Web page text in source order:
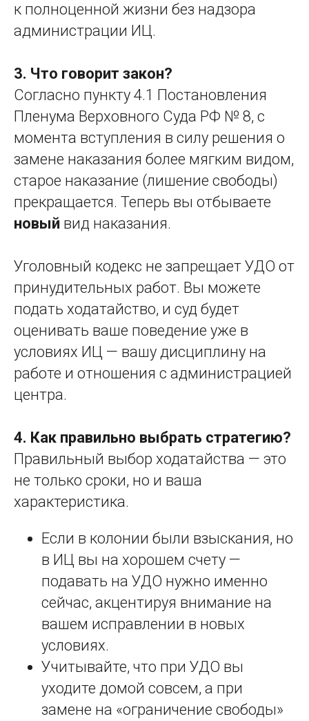
к полноценной жизни без надзора
администрации ИЦ.
3. Что говорит закон?
Согласно пункту 4.1 Постановления
Пленума Верховного Суда РФ № 8, с
момента вступления в силу решения о
замене наказания более мягким видом,
старое наказание (лишение свободы)
прекращается. Теперь вы отбываете
новый вид наказания.
Уголовный кодекс не запрещает УДО от
принудительных работ. Вы можете
подать ходатайство, и суд будет
оценивать ваше поведение уже в
условиях ИЦ — вашу дисциплину на
работе и отношения с администрацией
центра.
4. Как правильно выбрать стратегию?
Правильный выбор ходатайства — это
не только сроки, но и ваша
характеристика.
Если в колонии были взыскания, но
в ИЦ вы на хорошем счету —
подавать на УДО нужно именно
сейчас, акцентируя внимание на
вашем исправлении в новых
условиях.
Учитывайте, что при УДО вы
уходите домой совсем, а при
замене на «ограничение свободы»